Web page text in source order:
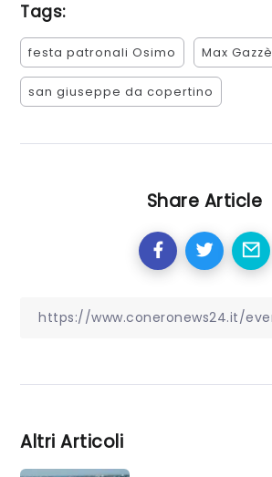
Tags:
festa patronali Osimo Max Gazzè
san giuseppe da copertino
Share Article
Altri Articoli